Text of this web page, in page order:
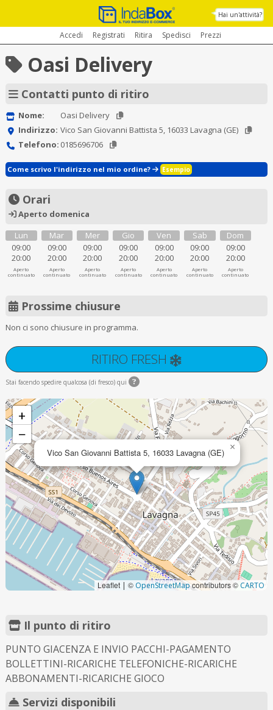
Hai un'attività?
Accedi Registrati Ritira Spedisci Prezzi
Oasi Delivery
Contatti punto di ritiro
Nome:
Oasi Delivery
Indirizzo: Vico San Giovanni Battista 5, 16033 Lavagna (GE)
Telefono: 0185696706
Come scrivo l'indirizzo nel mio ordine? Esempio
Orari
Aperto domenica
Lun
09:00
20:00
Aperto
continuato
Mar
09:00
20:00
Aperto
continuato
Mer
09:00
20:00
Aperto
continuato
Gio
09:00
20:00
Aperto
continuato
Ven
09:00
20:00
Aperto
continuato
Sab
09:00
20:00
Aperto
continuato
Dom
09:00
20:00
Aperto
continuato
Prossime chiusure
Non ci sono chiusure in programma.
RITIRO FRESH
Stai facendo spedire qualcosa (di fresco) qui
Vico San Giovanni Battista 5, 16033 Lavagna (GE) ×
+
−
Leaflet | © OpenStreetMapcontributors © CARTO
Il punto di ritiro
PUNTO GIACENZA E INVIO PACCHI-PAGAMENTO
BOLLETTINI-RICARICHE TELEFONICHE-RICARICHE
ABBONAMENTI-RICARICHE GIOCO
Servizi disponibili